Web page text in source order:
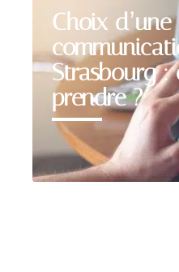
Choix
Strasbourg :
prendre ?